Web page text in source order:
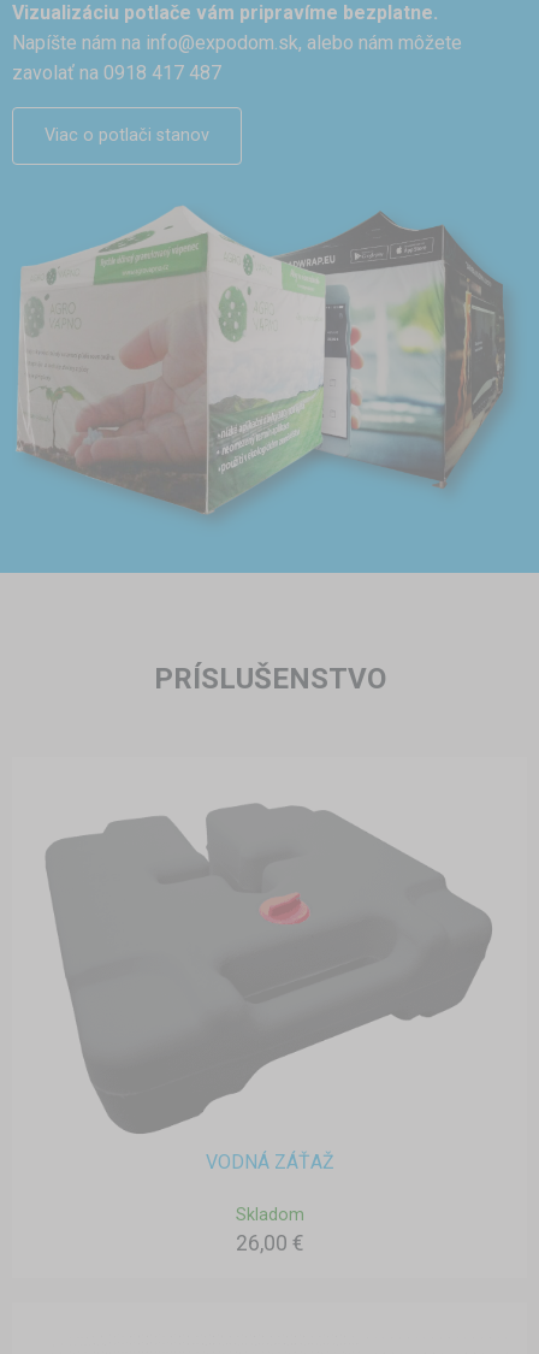
Vizualizáciu potlače vám pripravíme bezplatne.
Napíšte nám na info@expodom.sk, alebo nám môžete
zavolať na 0918 417 487
Viac o potlači stanov
PRÍSLUŠENSTVO
VODNÁ ZÁŤAŽ
Skladom
26,00 €